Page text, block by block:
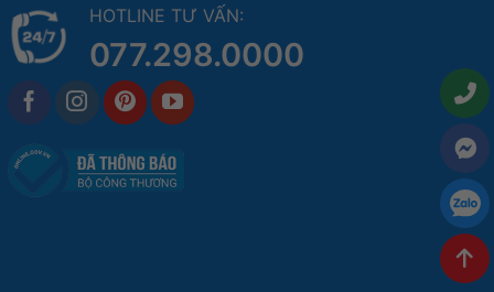
HOTLINE TƯ VẤN:
077.298.0000